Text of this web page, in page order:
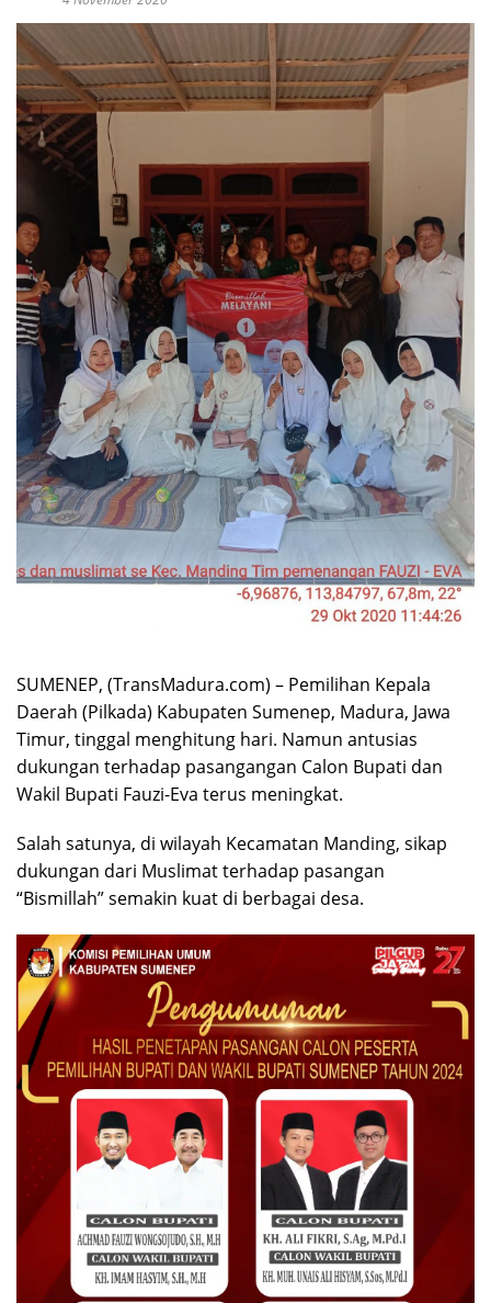
SUMENEP, (TransMadura.com) – Pemilihan Kepala
Daerah (Pilkada) Kabupaten Sumenep, Madura, Jawa
Timur, tinggal menghitung hari. Namun antusias
dukungan terhadap pasangangan Calon Bupati dan
Wakil Bupati Fauzi-Eva terus meningkat.
Salah satunya, di wilayah Kecamatan Manding, sikap
dukungan dari Muslimat terhadap pasangan
“Bismillah” semakin kuat di berbagai desa.